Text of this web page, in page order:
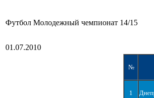
Футбол Молодежный чемпионат 14/15
01.07.2010
№
1